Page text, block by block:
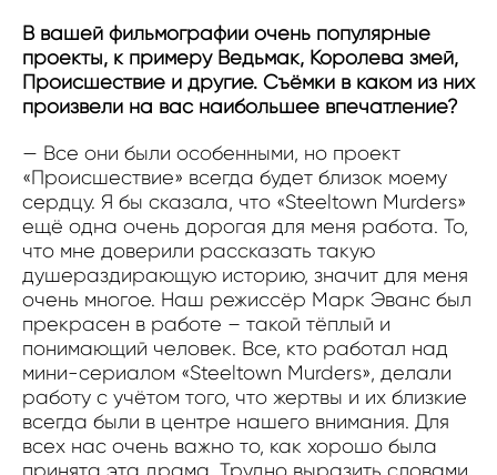
В вашей фильмографии очень популярные
проекты, к примеру Ведьмак, Королева змей,
Происшествие и другие. Съёмки в каком из них
произвели на вас наибольшее впечатление?
— Все они были особенными, но проект
«Происшествие» всегда будет близок моему
сердцу. Я бы сказала, что «Steeltown Murders»
ещё одна очень дорогая для меня работа. То,
что мне доверили рассказать такую
душераздирающую историю, значит для меня
очень многое. Наш режиссёр Марк Эванс был
прекрасен в работе – такой тёплый и
понимающий человек. Все, кто работал над
мини-сериалом «Steeltown Murders», делали
работу с учётом того, что жертвы и их близкие
всегда были в центре нашего внимания. Для
всех нас очень важно то, как хорошо была